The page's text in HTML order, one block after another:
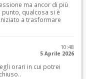
ma ancor di più
punto, qualcosa si è
a trasformare
10:48
5 Aprile 2026
orari in cui potrei